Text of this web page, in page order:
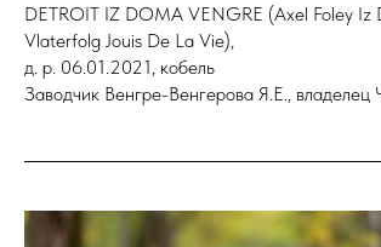
DETROIT IZ DOMA VENGRE (Axel Foley Iz
Vlaterfolg Jouis De La Vie),
д. р. 06.01.2021, кобель
Заводчик Венгре-Венгерова Я.Е.,